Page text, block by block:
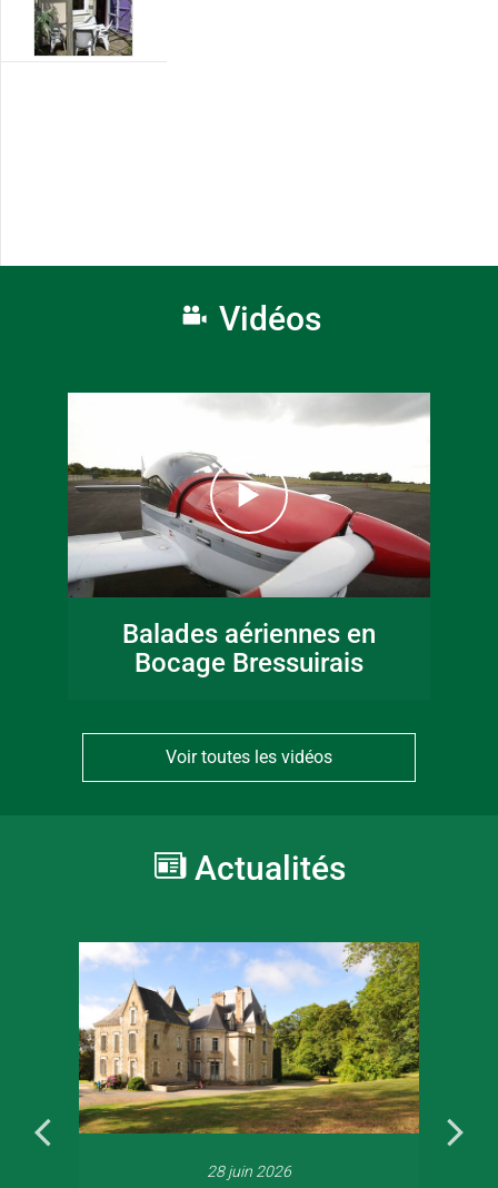
Vidéos
Balades aériennes en
Bocage Bressuirais
Voir toutes les vidéos
Actualités
28 juin 2026